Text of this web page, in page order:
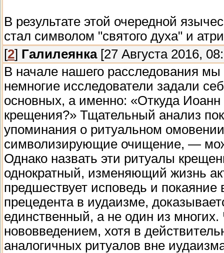
В результате этой очередной
стал символом "святого духа" и
[2] Галилеянка[27 Августа 2016,
В начале нашего расследования
немногие исследователи задали
основных, а именно: «Откуда
крещения?» Тщательный анализ
упоминания о ритуальном
символизирующие очищение, —
Однако назвать эти ритуалы
однократный, изменяющий жизнь
предшествует исповедь и покаяние
прецедента в иудаизме,
единственный, а не один из
нововведением, хотя в
аналогичных ритуалов вне